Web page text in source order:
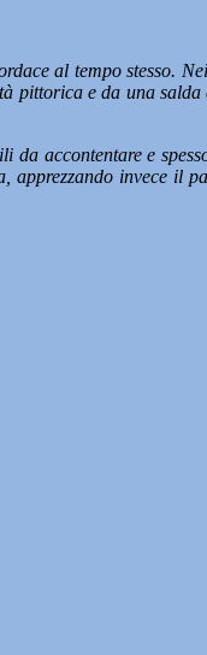
al tempo stesso.
e da una
da accontentare e
invece il